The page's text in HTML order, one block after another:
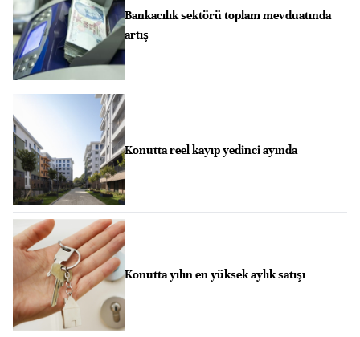
Bankacılık sektörü toplam mevduatında
artış
Konutta reel kayıp yedinci ayında
Konutta yılın en yüksek aylık satışı